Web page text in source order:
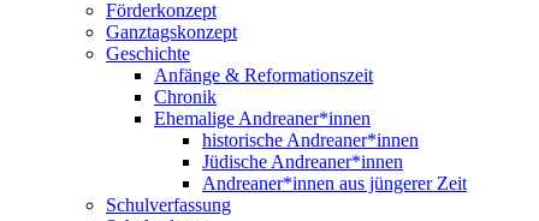
Förderkonzept
Ganztagskonzept
Geschichte
Anfänge & Reformationszeit
Chronik
Ehemalige Andreaner*innen
historische Andreaner*innen
Jüdische Andreaner*innen
Andreaner*innen aus jüngerer Zeit
Schulverfassung